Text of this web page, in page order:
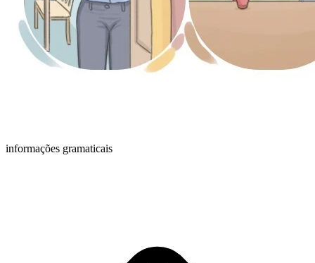
informações gramaticais